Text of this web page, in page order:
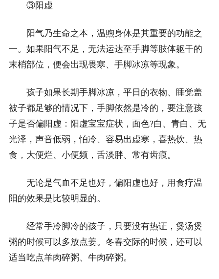
③阳虚
阳气乃生命之本，温煦身体是其重要的功能之
一。如果阳气不足，无法运达至手脚等肢体躯干的
末梢部位，便会出现畏寒、手脚冰凉等现象。
孩子如果长期手脚冰凉，平日的衣物、睡觉盖
被子都足够的情况下，手脚依然是冷的，要注意孩
子是否偏阳虚：阳虚宝宝症状，面色?白、青白、无
光泽，声音低弱，怕冷、容易出虚寒，喜热饮、热
食，大便烂、小便频，舌淡胖、常有齿痕。
无论是气血不足也好，偏阳虚也好，用食疗温
阳的效果是比较明显的。
经常手冷脚冷的孩子，只要没有热证，煲汤煲
粥的时候可以多放点姜。冬春交际的时候，还可以
适当吃点羊肉碎粥、牛肉碎粥。